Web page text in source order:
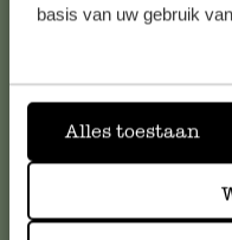
basis van uw gebruik
Alles toestaan